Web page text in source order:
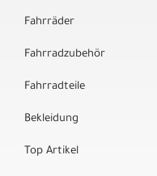
Fahrräder
Fahrradzubehör
Fahrradteile
Bekleidung
Top Artikel